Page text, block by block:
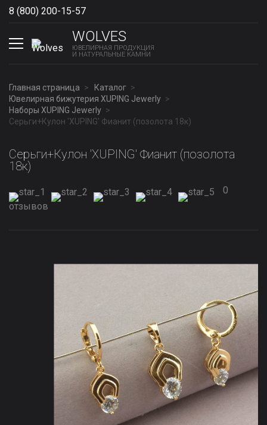
8 (800) 200-15-57
WOLVES
ЮВЕЛИРНАЯ ПРОДУКЦИЯ
И НАТУРАЛЬНЫЕ КАМНИ
Главная страница
Каталог
Ювелирная бижутерия XUPING Jewerly
Наборы XUPING Jewerly
Серьги+Кулон 'XUPING' Фианит (позолота 18к)
Серьги+Кулон 'XUPING' Фианит (позолота
18к)
0
отзывов